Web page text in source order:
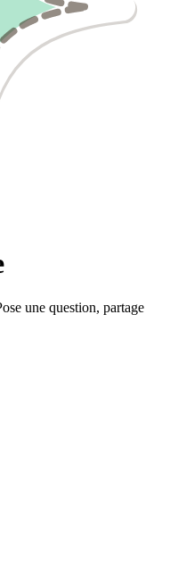
une question, partage